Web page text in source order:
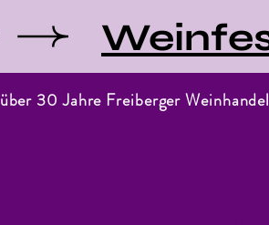
über 30 Jahre Freiberger